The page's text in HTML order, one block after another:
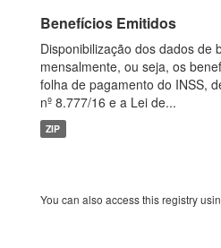
Benefícios Emitidos
Disponibilização dos dados de
mensalmente, ou seja, os
folha de pagamento do INSS,
nº 8.777/16 e a Lei de...
ZIP
You can also access this registry